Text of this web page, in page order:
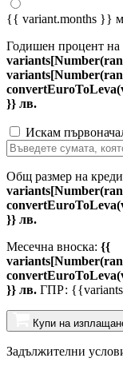
{{ variant.months }}
Годишен процент на
}} лв.
Искам
Общ размер на
}} лв.
Месечна вноска: {{
}} лв. ГПР:
Купи на
Задължителни